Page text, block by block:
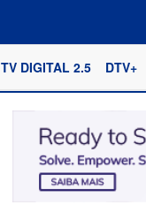
TV DIGITAL 2.5 DTV+